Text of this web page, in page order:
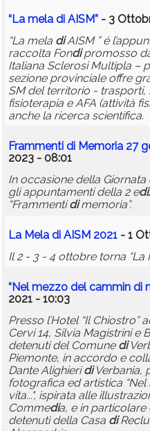
“La mela di AISM” - 3
“La mela diAISM ” é
raccolta Fondipromosso
Italiana Sclerosi Multipla –
sezione provinciale offre
SM del territorio -
fisioterapia e AFA (attività
anche la ricerca scientifica.
Frammenti di Memoria 27
2023 - 08:01
In occasione della
gli appuntamenti della 2 edi
“Frammentidimemoria”.
La Mela di AISM 2021 - 1
Il 2 - 3 - 4 ottobre torna “La
“Nel mezzo del cammin di
2021 - 10:03
Presso l’Hotel “Il Chiostro”
Cervi 14, Silvia Magistrini e
detenuti del Comune di
Piemonte, in accordo e
Dante AlighieridiVerbania,
fotografica ed artistica
vita...", ispirata alle
Commedia, e in particolare
detenuti della Casa di